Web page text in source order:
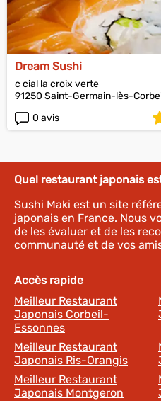
Dream Sushi
c cial la croix verte
91250 Saint-Germain-lès-
0 avis
Quel restaurant japonais
Sushi Maki est un site
japonais en France. Nous
de les évaluer et de les
communauté et de vos
Accès rapide
Meilleur Restaurant
Japonais Corbeil-
Essonnes
Meilleur Restaurant
Japonais Ris-Orangis
Meilleur Restaurant
Japonais Montgeron